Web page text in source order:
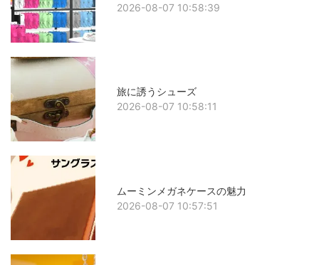
2026-08-07 10:58:39
旅に誘うシューズ
2026-08-07 10:58:11
ムーミンメガネケースの魅力
2026-08-07 10:57:51